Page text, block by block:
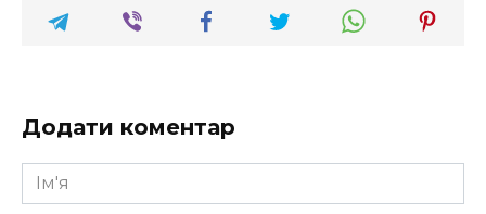
Додати коментар
Ім'я
*